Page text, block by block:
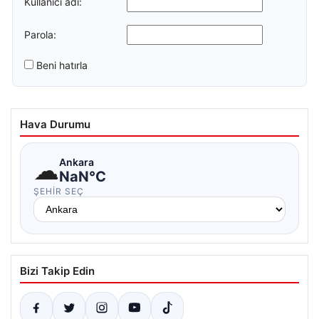
Parola:
Beni hatırla
Hava Durumu
☁Ankara
NaN°C
ŞEHIR SEÇ
Bizi Takip Edin